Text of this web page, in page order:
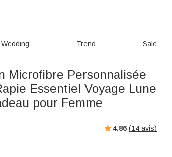
Wedding Trend Sale
Microfibre Personnalisée
Essentiel Voyage Lune
pour Femme
4.86 (14 avis)